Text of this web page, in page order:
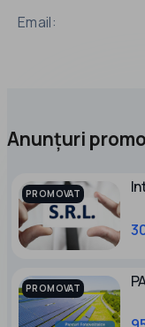
Email:
Anunțuri
PROMOVAT
PROMOVAT